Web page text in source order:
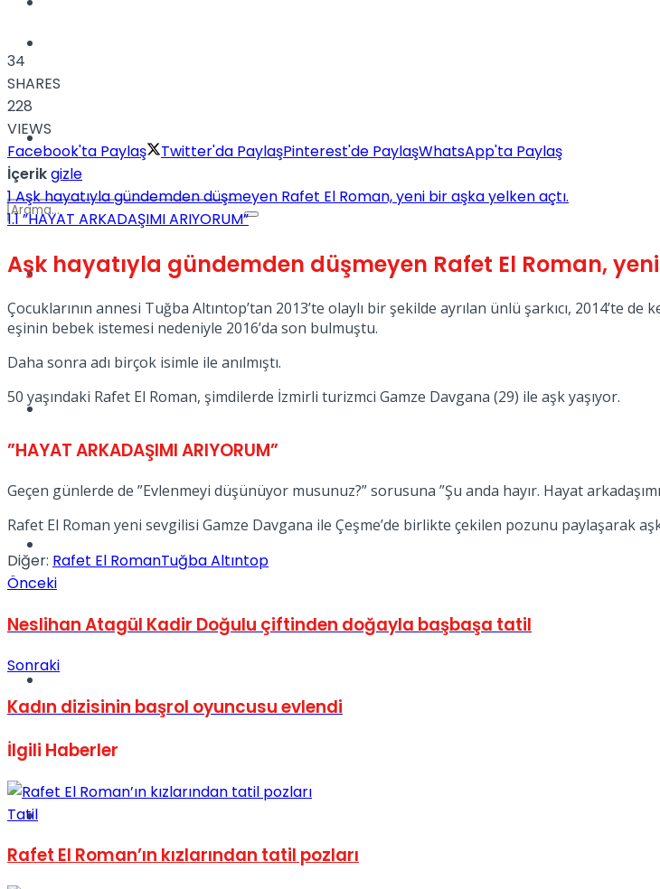
Dünya
Türkiye
Müzik
No Result
View All Result
34
SHARES
228
VIEWS
Facebook'ta Paylaş
Twitter'da PaylaşPinterest'de PaylaşWhatsApp'ta Paylaş
İçerikgizle
1Aşk hayatıyla gündemden düşmeyen Rafet El Roman, yeni bir aşka yelken açtı.
1.1”HAYAT ARKADAŞIMI ARIYORUM”
Aşk hayatıyla gündemden düşmeyen Rafet El Roman,
Çocuklarının annesi Tuğba Altıntop’tan 2013’te olaylı bir şekilde ayrılan ünlü şarkıcı, 2014’te
eşinin bebek istemesi nedeniyle 2016’da son bulmuştu.
Daha sonra adı birçok isimle ile anılmıştı.
50 yaşındaki Rafet El Roman, şimdilerde İzmirli turizmci Gamze Davgana (29) ile aşk yaşıyor.
”HAYAT ARKADAŞIMI ARIYORUM”
Geçen günlerde de ”Evlenmeyi düşünüyor musunuz?” sorusuna ”Şu anda hayır. Hayat
Rafet El Roman yeni sevgilisi Gamze Davgana ile Çeşme’de birlikte çekilen pozunu paylaşarak
Diğer: Rafet El RomanTuğba Altıntop
Önceki
Neslihan Atagül Kadir Doğulu çiftinden doğayla başbaşa tatil
Sonraki
Kadın dizisinin başrol oyuncusu evlendi
İlgili Haberler
Tatil
Rafet El Roman’ın kızlarından tatil pozları